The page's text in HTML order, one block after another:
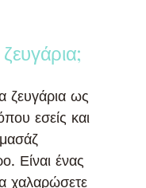
ζευγάρια;
ζευγάρια ως
εσείς και
Είναι ένας
χαλαρώσετε